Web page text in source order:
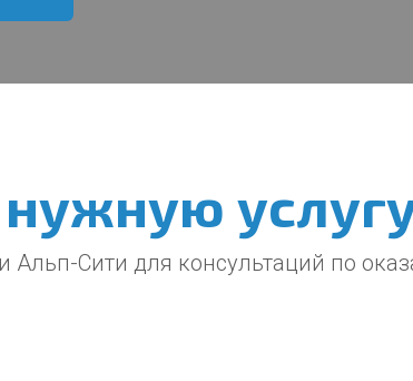
Альп-Сити для консультаций по